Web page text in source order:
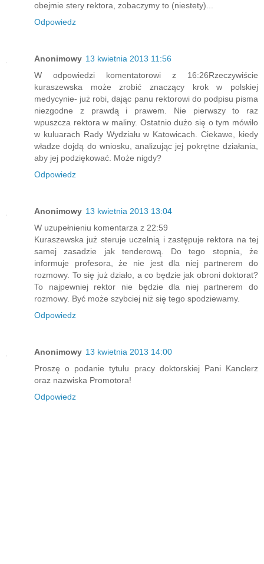
obejmie stery rektora, zobaczymy to (niestety)...
Odpowiedz
Anonimowy 13 kwietnia 2013 11:56
W odpowiedzi komentatorowi z 16:26Rzeczywiście
kuraszewska może zrobić znaczący krok w polskiej
medycynie- już robi, dając panu rektorowi do podpisu pisma
niezgodne z prawdą i prawem. Nie pierwszy to raz
wpuszcza rektora w maliny. Ostatnio dużo się o tym mówiło
w kuluarach Rady Wydziału w Katowicach. Ciekawe, kiedy
władze dojdą do wniosku, analizując jej pokrętne działania,
aby jej podziękować. Może nigdy?
Odpowiedz
Anonimowy 13 kwietnia 2013 13:04
W uzupełnieniu komentarza z 22:59
Kuraszewska już steruje uczelnią i zastępuje rektora na tej
samej zasadzie jak tenderową. Do tego stopnia, że
informuje profesora, że nie jest dla niej partnerem do
rozmowy. To się już działo, a co będzie jak obroni doktorat?
To najpewniej rektor nie będzie dla niej partnerem do
rozmowy. Być może szybciej niż się tego spodziewamy.
Odpowiedz
Anonimowy 13 kwietnia 2013 14:00
Proszę o podanie tytułu pracy doktorskiej Pani Kanclerz
oraz nazwiska Promotora!
Odpowiedz